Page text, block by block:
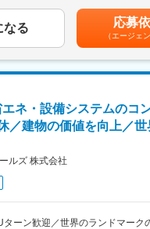
電関連設備の工事・運転・保守と
スを提供しています。また、2013
統合し、各社が持ち合わせていた
。
産休・育休を経た社員もほとん
スキルを磨きながら活躍したい方
会社の定める業務
器：イオンクロマトグラフィー・
濁度、ｐH、電導度、溶存酸素、
、窒素、リン、COD、重金属類
ランスとキャリアの両立が叶う環
やカフェテリアプラン制度など
「えるぼし認定(三つ星)」の認定
取得に力をいれており、ご本人が
給■モデル年収・25歳：5,104,000
・45歳：7,944,000円賃金はあくま
通じて上下する可能性があります
表記です。
なる 応募
（エージェ
ネ・設備システムのコ
／建物の価値を向上／世
ルズ 株式会社
ターン歓迎／世界のランドマーク